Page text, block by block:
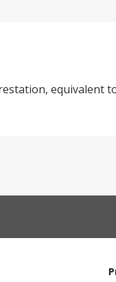
equivalent